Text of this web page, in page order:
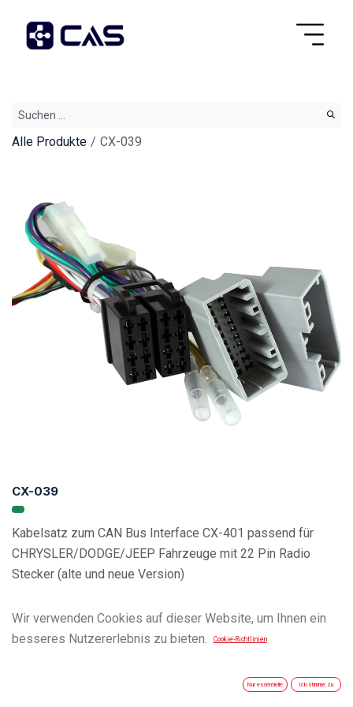
Alle Produkte CX-039
CX-039
Kabelsatz zum CAN Bus Interface CX-401 passend für
CHRYSLER/DODGE/JEEP Fahrzeuge mit 22 Pin Radio
Stecker (alte und neue Version)
Vehicle Compatibility List
Wir verwenden Cookies auf dieser Website, um Ihnen ein
besseres Nutzererlebnis zu bieten.
Cookie-Richtlinien
Nur essentielle Ich stimme zu